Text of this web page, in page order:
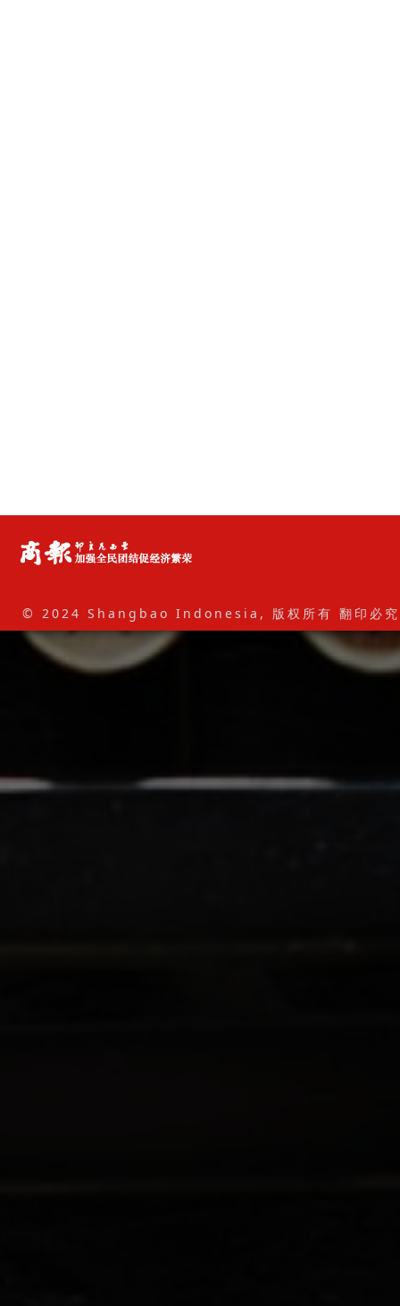
© 2024 Shangbao Indonesia, 版权所有 翻印必